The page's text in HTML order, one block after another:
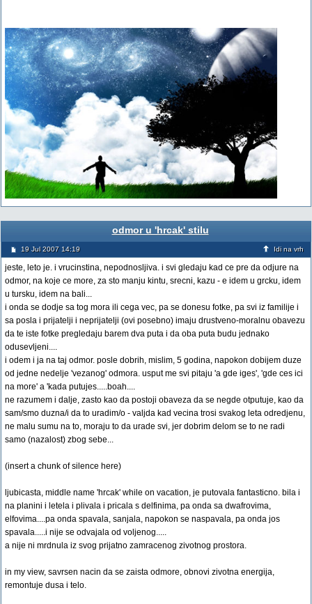
odmor u 'hrcak' stilu
19 Jul 2007 14:19 Idi na vrh
jeste, leto je. i vrucinstina, nepodnosljiva. i svi gledaju kad ce pre da odjure na
odmor, na koje ce more, za sto manju kintu, srecni, kazu - e idem u grcku, idem
u tursku, idem na bali...
i onda se dodje sa tog mora ili cega vec, pa se donesu fotke, pa svi iz familije i
sa posla i prijatelji i neprijatelji (ovi posebno) imaju drustveno-moralnu obavezu
da te iste fotke pregledaju barem dva puta i da oba puta budu jednako
odusevljeni....
i odem i ja na taj odmor. posle dobrih, mislim, 5 godina, napokon dobijem duze
od jedne nedelje 'vezanog' odmora. usput me svi pitaju 'a gde iges', 'gde ces ici
na more' a 'kada putujes.....boah....
ne razumem i dalje, zasto kao da postoji obaveza da se negde otputuje, kao da
sam/smo duzna/i da to uradim/o - valjda kad vecina trosi svakog leta odredjenu,
ne malu sumu na to, moraju to da urade svi, jer dobrim delom se to ne radi
samo (nazalost) zbog sebe...
(insert a chunk of silence here)
ljubicasta, middle name 'hrcak' while on vacation, je putovala fantasticno. bila i
na planini i letela i plivala i pricala s delfinima, pa onda sa dwafrovima,
elfovima....pa onda spavala, sanjala, napokon se naspavala, pa onda jos
spavala.....i nije se odvajala od voljenog.....
a nije ni mrdnula iz svog prijatno zamracenog zivotnog prostora.
in my view, savrsen nacin da se zaista odmore, obnovi zivotna energija,
remontuje dusa i telo.